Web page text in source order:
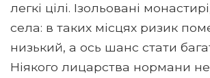
легкі цілі. Ізольовані
села: в таких місцях ризик
низький, а ось шанс стати
Ніякого лицарства нормани